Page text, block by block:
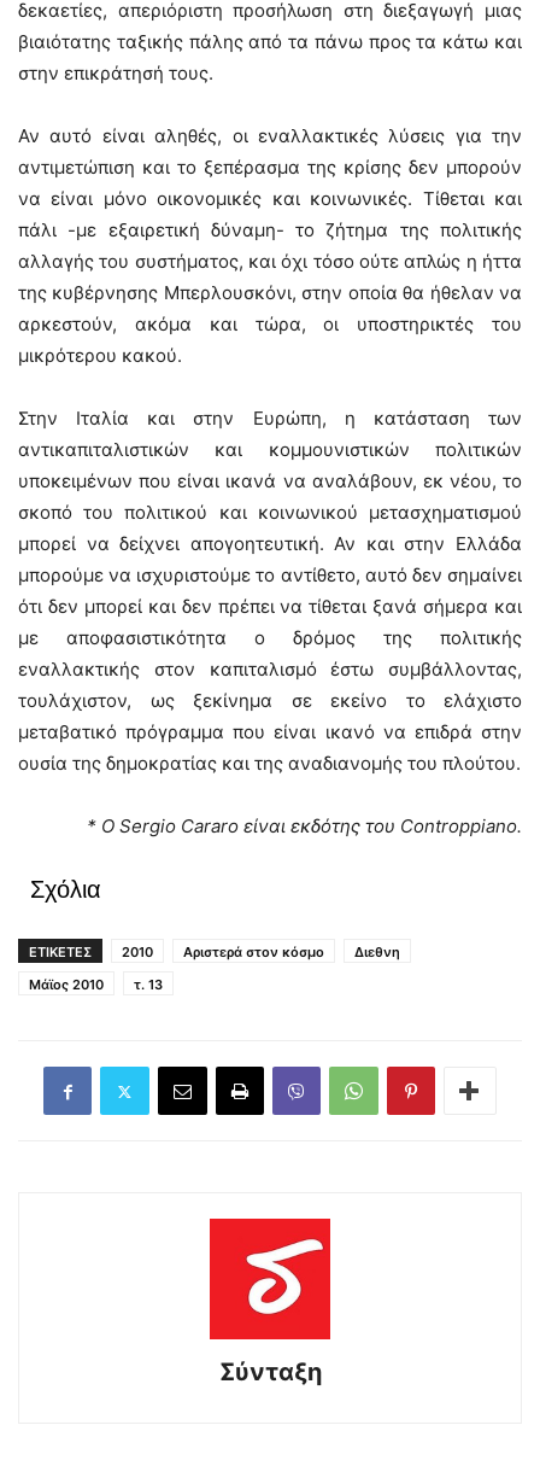
δεκαετίες, απεριόριστη προσήλωση στη διεξαγωγή μιας
βιαιότατης ταξικής πάλης από τα πάνω προς τα κάτω και
στην επικράτησή τους.
Αν αυτό είναι αληθές, οι εναλλακτικές λύσεις για την
αντιμετώπιση και το ξεπέρασμα της κρίσης δεν μπορούν
να είναι μόνο οικονομικές και κοινωνικές. Τίθεται και
πάλι -με εξαιρετική δύναμη- το ζήτημα της πολιτικής
αλλαγής του συστήματος, και όχι τόσο ούτε απλώς η ήττα
της κυβέρνησης Μπερλουσκόνι, στην οποία θα ήθελαν να
αρκεστούν, ακόμα και τώρα, οι υποστηρικτές του
μικρότερου κακού.
Στην Ιταλία και στην Ευρώπη, η κατάσταση των
αντικαπιταλιστικών και κομμουνιστικών πολιτικών
υποκειμένων που είναι ικανά να αναλάβουν, εκ νέου, το
σκοπό του πολιτικού και κοινωνικού μετασχηματισμού
μπορεί να δείχνει απογοητευτική. Αν και στην Ελλάδα
μπορούμε να ισχυριστούμε το αντίθετο, αυτό δεν σημαίνει
ότι δεν μπορεί και δεν πρέπει να τίθεται ξανά σήμερα και
με αποφασιστικότητα ο δρόμος της πολιτικής
εναλλακτικής στον καπιταλισμό έστω συμβάλλοντας,
τουλάχιστον, ως ξεκίνημα σε εκείνο το ελάχιστο
μεταβατικό πρόγραμμα που είναι ικανό να επιδρά στην
ουσία της δημοκρατίας και της αναδιανομής του πλούτου.
* Ο Sergio Cararo είναι εκδότης του Controppiano.
Σχόλια
ΕΤΙΚΕΤΕΣ 2010 Αριστερά στον κόσμο
Διεθνη
Μάϊος 2010
τ. 13
Σύνταξη